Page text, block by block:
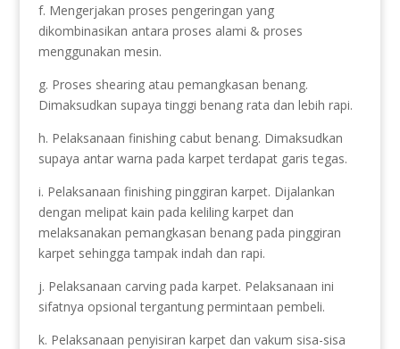
f. Mengerjakan proses pengeringan yang
dikombinasikan antara proses alami & proses
menggunakan mesin.
g. Proses shearing atau pemangkasan benang.
Dimaksudkan supaya tinggi benang rata dan lebih rapi.
h. Pelaksanaan finishing cabut benang. Dimaksudkan
supaya antar warna pada karpet terdapat garis tegas.
i. Pelaksanaan finishing pinggiran karpet. Dijalankan
dengan melipat kain pada keliling karpet dan
melaksanakan pemangkasan benang pada pinggiran
karpet sehingga tampak indah dan rapi.
j. Pelaksanaan carving pada karpet. Pelaksanaan ini
sifatnya opsional tergantung permintaan pembeli.
k. Pelaksanaan penyisiran karpet dan vakum sisa-sisa